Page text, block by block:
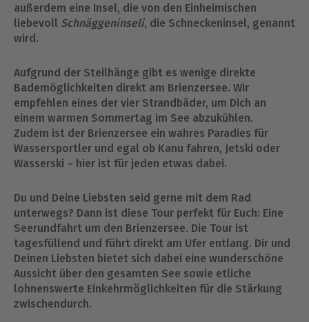
außerdem eine Insel, die von den Einheimischen
liebevoll Schnäggeninseli, die Schneckeninsel, genannt
wird.
Aufgrund der Steilhänge gibt es wenige direkte
Bademöglichkeiten direkt am Brienzersee. Wir
empfehlen eines der vier Strandbäder, um Dich an
einem warmen Sommertag im See abzukühlen.
Zudem ist der Brienzersee ein wahres Paradies für
Wassersportler und egal ob Kanu fahren, Jetski oder
Wasserski – hier ist für jeden etwas dabei.
Du und Deine Liebsten seid gerne mit dem Rad
unterwegs? Dann ist diese Tour perfekt für Euch: Eine
Seerundfahrt um den Brienzersee. Die Tour ist
tagesfüllend und führt direkt am Ufer entlang. Dir und
Deinen Liebsten bietet sich dabei eine wunderschöne
Aussicht über den gesamten See sowie etliche
lohnenswerte Einkehrmöglichkeiten für die Stärkung
zwischendurch.